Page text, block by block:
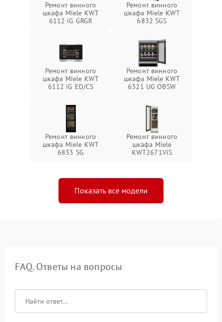
Ремонт винного
шкафа Miele KWT
6112 iG GRGR
Ремонт винного
шкафа Miele KWT
6832 SGS
Ремонт винного
шкафа Miele KWT
6112 iG ED/CS
Ремонт винного
шкафа Miele KWT
6321 UG OBSW
Ремонт винного
шкафа Miele KWT
6833 SG
Ремонт винного
шкафа Miele
KWT2671ViS
Показать все модели
FAQ. Ответы на вопросы